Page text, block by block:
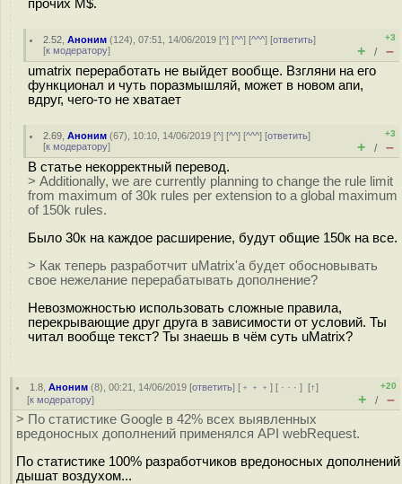
прочих M$.
2.52 ,Аноним (124), 07:51, 14/06/2019 [^] [^^] [^^^] [ответить]
[к модератору]
+3
+ / –
umatrix переработать не выйдет вообще. Взгляни на его
функционал и чуть поразмышляй, может в новом апи,
вдруг, чего-то не хватает
2.69 ,Аноним (67), 10:10, 14/06/2019 [^] [^^] [^^^] [ответить]
[к модератору]
+3
+ / –
В статье некорректный перевод.
> Additionally, we are currently planning to change the rule limit
from maximum of 30k rules per extension to a global maximum
of 150k rules.
Было 30к на каждое расширение, будут общие 150к на все.
> Как теперь разработчит uMatrix'а будет обосновывать
свое нежелание перерабатывать дополнение?
Невозможностью использовать сложные правила,
перекрывающие друг друга в зависимости от условий. Ты
читал вообще текст? Ты знаешь в чём суть uMatrix?
1.8 ,Аноним (8), 00:21, 14/06/2019 [ответить] [ ﹢﹢﹢] [ · · ·][↑]
[к модератору]
+20
+ / –
> По статистике Google в 42% всех выявленных
вредоносных дополнений применялся API webRequest.
По статистике 100% разработчиков вредоносных дополнений
дышат воздухом...